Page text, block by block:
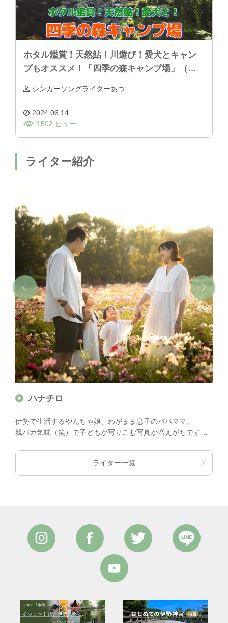
ホタル鑑賞！天然鮎！川遊び！愛犬とキャン
プもオススメ！「四季の森キャンプ場」（大
シンガーソングライターあつ
2024.06.14
1502 ビュー
ライター紹介
ハナチロ
伊勢で生活するやんちゃ娘、わがまま息子のパパママ。
親バカ気味（笑）で子どもが写りこむ写真が増えがちです
ライター一覧